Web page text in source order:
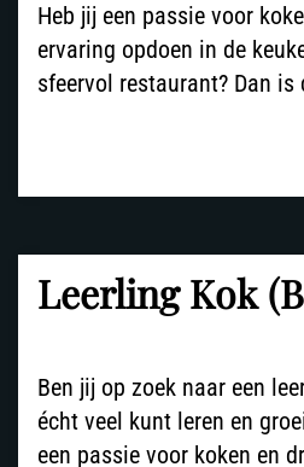
Heb jij een passie voor
ervaring opdoen in de
sfeervol restaurant? Dan
Leerling Kok
Ben jij op zoek naar een
écht veel kunt leren en
een passie voor koken en